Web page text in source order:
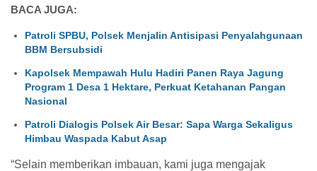
BACA JUGA:
Patroli SPBU, Polsek Menjalin Antisipasi Penyalahgunaan
BBM Bersubsidi
Kapolsek Mempawah Hulu Hadiri Panen Raya Jagung
Program 1 Desa 1 Hektare, Perkuat Ketahanan Pangan
Nasional
Patroli Dialogis Polsek Air Besar: Sapa Warga Sekaligus
Himbau Waspada Kabut Asap
“Selain memberikan imbauan, kami juga mengajak